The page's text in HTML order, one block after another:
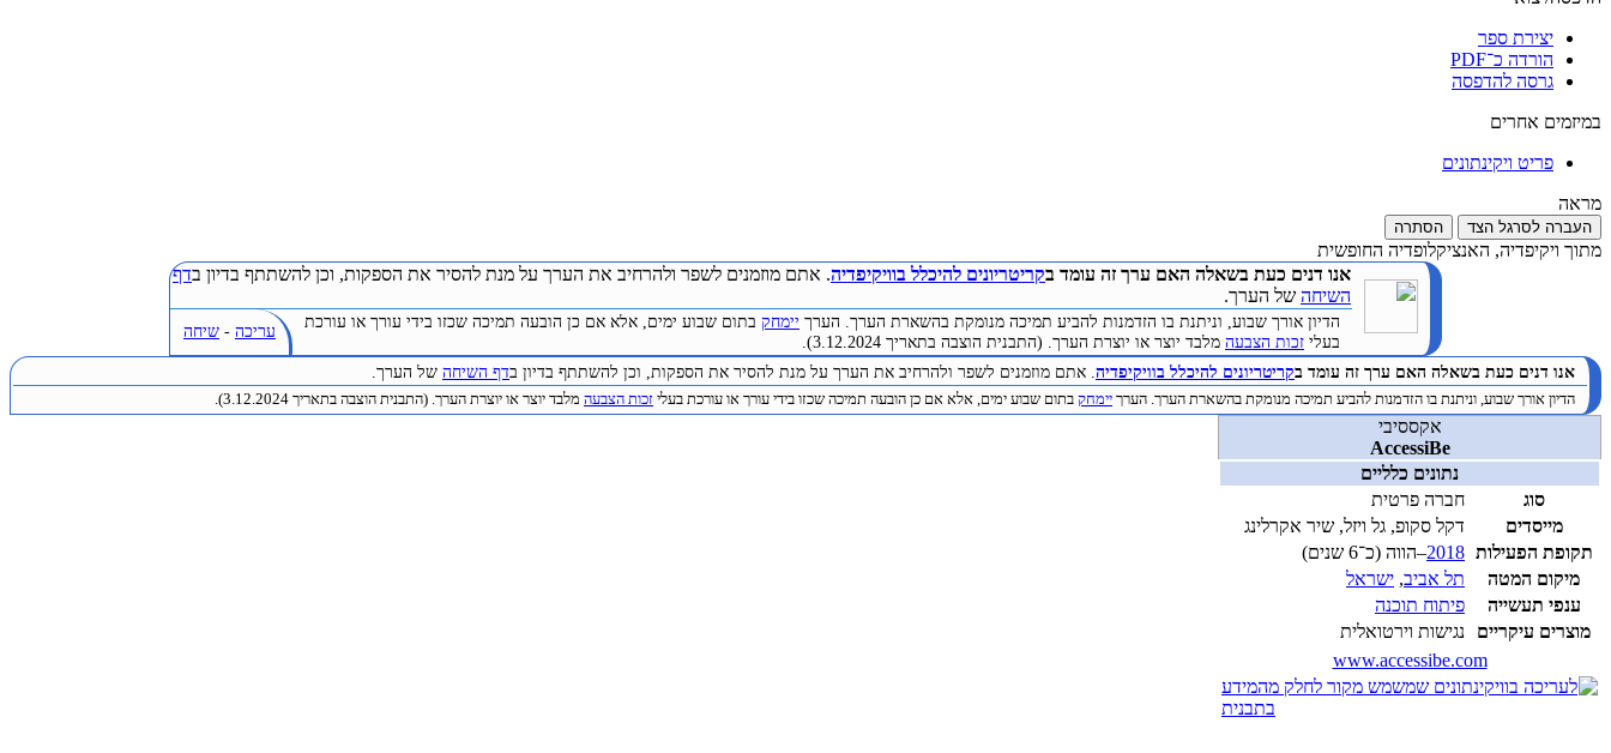
יצירת ספר
הורדה כ־PDF
גרסה להדפסה
במיזמים אחרים
פריט ויקינתונים
מראה
העברה לסרגל הצד הסתרה
מתוך ויקיפדיה, האנציקלופדיה החופשית
אנו דנים כעת בשאלה האם ערך זה עומד בקריטריונים להיכלל בוויקיפדיה. אתם מוזמנים לשפר ולהרחיב את הערך על מנת להסיר את הספקות, וכן להשתתף בדיון בדף
השיחה של הערך.
הדיון אורך שבוע, וניתנת בו הזדמנות להביע תמיכה מנומקת בהשארת הערך. הערך יימחק בתום שבוע ימים, אלא אם כן הובעה תמיכה שכזו בידי עורך או עורכת
בעלי זכות הצבעה מלבד יוצר או יוצרת הערך. (התבנית הוצבה בתאריך 3.12.2024).
עריכה - שיחה
אנו דנים כעת בשאלה האם ערך זה עומד בקריטריונים להיכלל בוויקיפדיה. אתם מוזמנים לשפר ולהרחיב את הערך על מנת להסיר את הספקות, וכן להשתתף בדיון בדף השיחה של הערך.
הדיון אורך שבוע, וניתנת בו הזדמנות להביע תמיכה מנומקת בהשארת הערך. הערך יימחק בתום שבוע ימים, אלא אם כן הובעה תמיכה שכזו בידי עורך או עורכת בעלי זכות הצבעה מלבד יוצר או יוצרת הערך. (התבנית הוצבה בתאריך 3.12.2024).
אקססיבי
AccessiBe
נתונים כלליים
סוג
חברה פרטית
מייסדים
דקל סקופ, גל ויזל, שיר אקרלינג
תקופת הפעילות 2018–הווה (כ־6 שנים)
מיקום המטה
תל אביב, ישראל
ענפי תעשייה
פיתוח תוכנה
מוצרים עיקריים
נגישות וירטואלית
www.accessibe.com